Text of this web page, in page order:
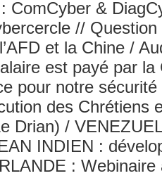
ComCyber &
//
et la Chine /
est payé par la
pour notre
des Chrétiens
Drian) /
INDIEN :
: Webinaire